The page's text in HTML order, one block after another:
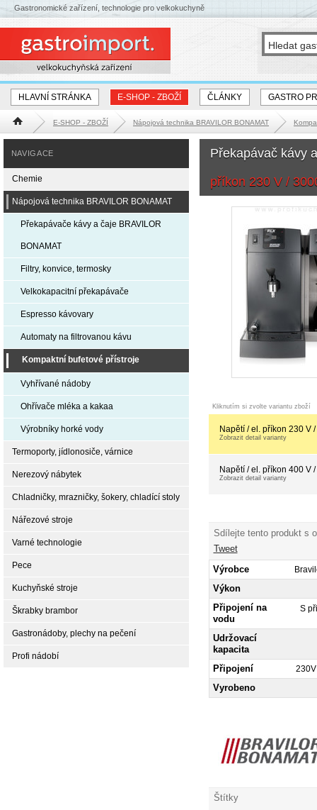
HLAVNÍ STRÁNKA E-SHOP - ZBOŽÍ ČLÁNKY GASTRO
Hlavní stránka E-SHOP - ZBOŽÍ Nápojová technika BRAVILOR BONAMAT
Překapávač kávy
příkon 230 V /
Kliknutím si zvolte variantu zboží
Napětí / el. příkon 230 V
Zobrazit detail varianty
Napětí / el. příkon 400 V
Zobrazit detail varianty
Sdílejte tento produkt s
Tweet
Výrobce
Výkon
Připojení na
vodu
S
Udržovací
kapacita
Připojení
Vyrobeno
Štítky
NAVIGACE
Chemie
Nápojová technika BRAVILOR BONAMAT
Překapávače kávy a čaje BRAVILOR
BONAMAT
Filtry, konvice, termosky
Velkokapacitní překapávače
Espresso kávovary
Automaty na filtrovanou kávu
Kompaktní bufetové přístroje
Vyhřívané nádoby
Ohřívače mléka a kakaa
Výrobníky horké vody
Termoporty, jídlonosiče, várnice
Nerezový nábytek
Chladničky, mrazničky, šokery, chladící stoly
Nářezové stroje
Varné technologie
Pece
Kuchyňské stroje
Škrabky brambor
Gastronádoby, plechy na pečení
Profi nádobí
Gastronomické zařízení, technologie pro velkokuchyně